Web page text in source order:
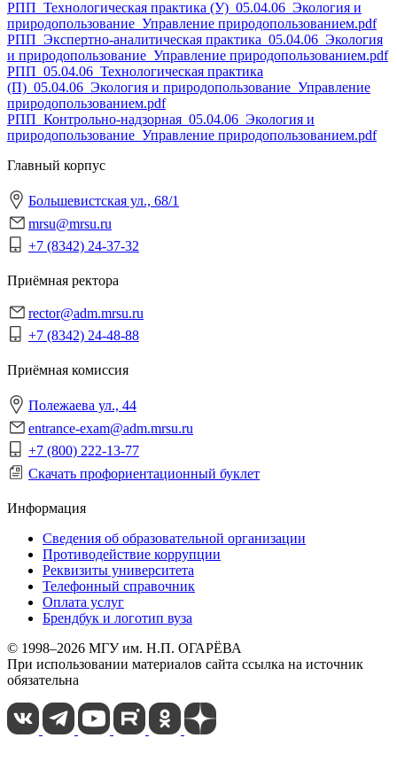
РПП_Технологическая практика (У)_05.04.06_Экология и
природопользование_Управление природопользованием.pdf
РПП_Экспертно-аналитическая практика_05.04.06_Экология
и природопользование_Управление природопользованием.pdf
РПП_05.04.06_Технологическая практика
(П)_05.04.06_Экология и природопользование_Управление
природопользованием.pdf
РПП_Контрольно-надзорная_05.04.06_Экология и
природопользование_Управление природопользованием.pdf
Главный корпус
Большевистская ул., 68/1
mrsu@mrsu.ru
+7 (8342) 24-37-32
Приёмная ректора
rector@adm.mrsu.ru
+7 (8342) 24-48-88
Приёмная комиссия
Полежаева ул., 44
entrance-exam@adm.mrsu.ru
+7 (800) 222-13-77
Скачать профориентационный буклет
Информация
Сведения об образовательной организации
Противодействие коррупции
Реквизиты университета
Телефонный справочник
Оплата услуг
Брендбук и логотип вуза
© 1998–2026 МГУ им. Н.П. ОГАРЁВА
При использовании материалов сайта ссылка на источник
обязательна